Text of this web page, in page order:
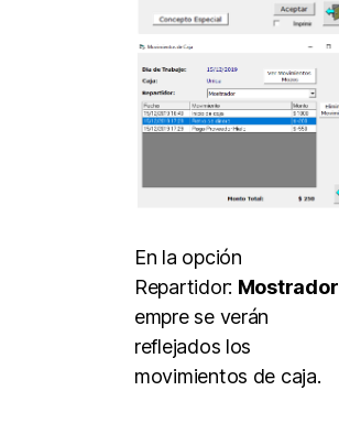
En la opción
Repartidor: Mostrador
empre se verán
reflejados los
movimientos de caja.